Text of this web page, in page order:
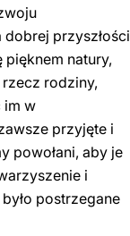
przyszłości
natury,
rodziny,
im w
przyjęte i
powołani, aby je
i
postrzegane